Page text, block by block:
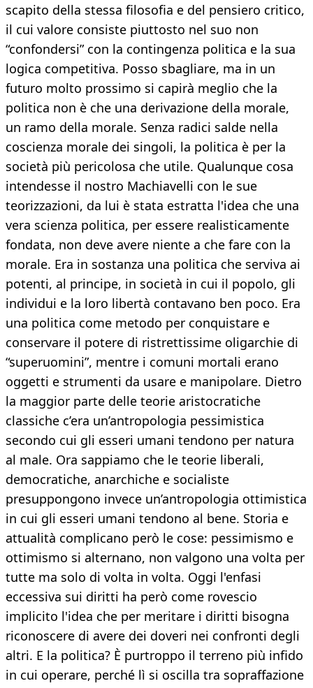
scapito della stessa filosofia e del pensiero critico,
il cui valore consiste piuttosto nel suo non
“confondersi” con la contingenza politica e la sua
logica competitiva. Posso sbagliare, ma in un
futuro molto prossimo si capirà meglio che la
politica non è che una derivazione della morale,
un ramo della morale. Senza radici salde nella
coscienza morale dei singoli, la politica è per la
società più pericolosa che utile. Qualunque cosa
intendesse il nostro Machiavelli con le sue
teorizzazioni, da lui è stata estratta l'idea che una
vera scienza politica, per essere realisticamente
fondata, non deve avere niente a che fare con la
morale. Era in sostanza una politica che serviva ai
potenti, al principe, in società in cui il popolo, gli
individui e la loro libertà contavano ben poco. Era
una politica come metodo per conquistare e
conservare il potere di ristrettissime oligarchie di
“superuomini”, mentre i comuni mortali erano
oggetti e strumenti da usare e manipolare. Dietro
la maggior parte delle teorie aristocratiche
classiche c’era un’antropologia pessimistica
secondo cui gli esseri umani tendono per natura
al male. Ora sappiamo che le teorie liberali,
democratiche, anarchiche e socialiste
presuppongono invece un’antropologia ottimistica
in cui gli esseri umani tendono al bene. Storia e
attualità complicano però le cose: pessimismo e
ottimismo si alternano, non valgono una volta per
tutte ma solo di volta in volta. Oggi l'enfasi
eccessiva sui diritti ha però come rovescio
implicito l'idea che per meritare i diritti bisogna
riconoscere di avere dei doveri nei confronti degli
altri. E la politica? È purtroppo il terreno più infido
in cui operare, perché lì si oscilla tra sopraffazione